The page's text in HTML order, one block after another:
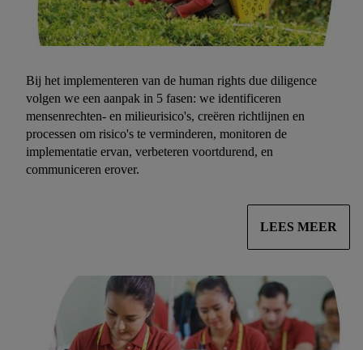
Bij het implementeren van de human rights due diligence
volgen we een aanpak in 5 fasen: we identificeren
mensenrechten- en milieurisico's, creëren richtlijnen en
processen om risico's te verminderen, monitoren de
implementatie ervan, verbeteren voortdurend, en
communiceren erover.
LEES MEER